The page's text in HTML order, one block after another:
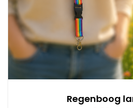
Regenboog